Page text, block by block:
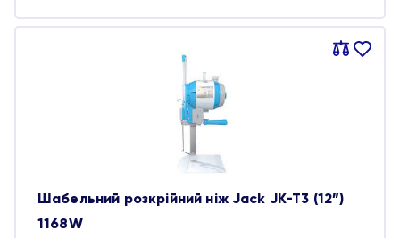
Порівняти
В
Шабельний розкрійний ніж Jack JK-T3 (12”)
1168W